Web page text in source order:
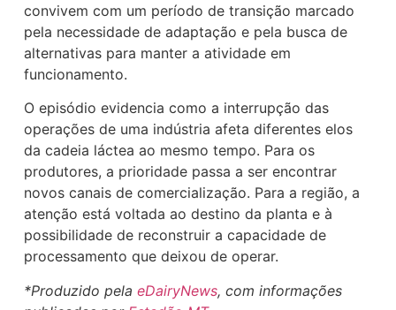
convivem com um período de transição marcado
pela necessidade de adaptação e pela busca de
alternativas para manter a atividade em
funcionamento.
O episódio evidencia como a interrupção das
operações de uma indústria afeta diferentes elos
da cadeia láctea ao mesmo tempo. Para os
produtores, a prioridade passa a ser encontrar
novos canais de comercialização. Para a região, a
atenção está voltada ao destino da planta e à
possibilidade de reconstruir a capacidade de
processamento que deixou de operar.
*Produzido pelaeDairyNews, com informações